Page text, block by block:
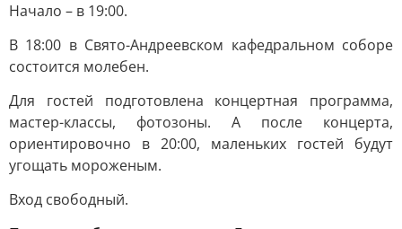
Начало – в 19:00.
В 18:00 в Свято-Андреевском кафедральном соборе
состоится молебен.
Для гостей подготовлена концертная программа,
мастер-классы, фотозоны. А после концерта,
ориентировочно в 20:00, маленьких гостей будут
угощать мороженым.
Вход свободный.